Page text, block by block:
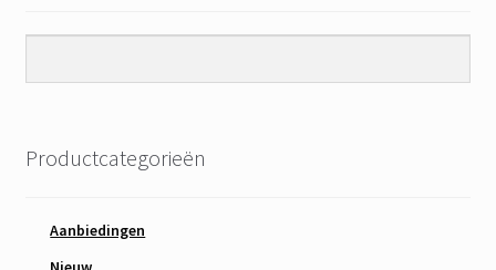
Productcategorieën
Aanbiedingen